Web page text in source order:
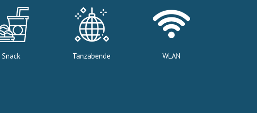
Snack Tanzabende WLAN